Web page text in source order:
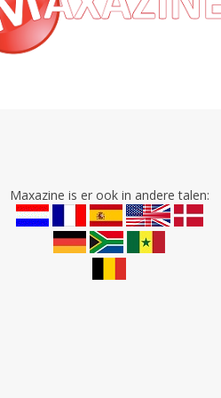
Maxazine is er ook in andere talen: